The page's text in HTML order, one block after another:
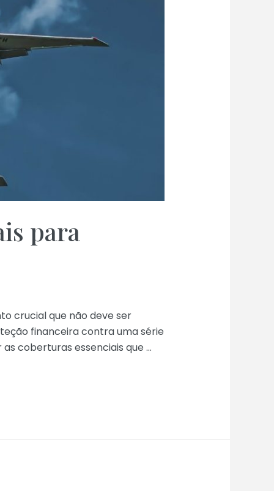
para
crucial que não deve ser
financeira contra uma série
coberturas essenciais que …